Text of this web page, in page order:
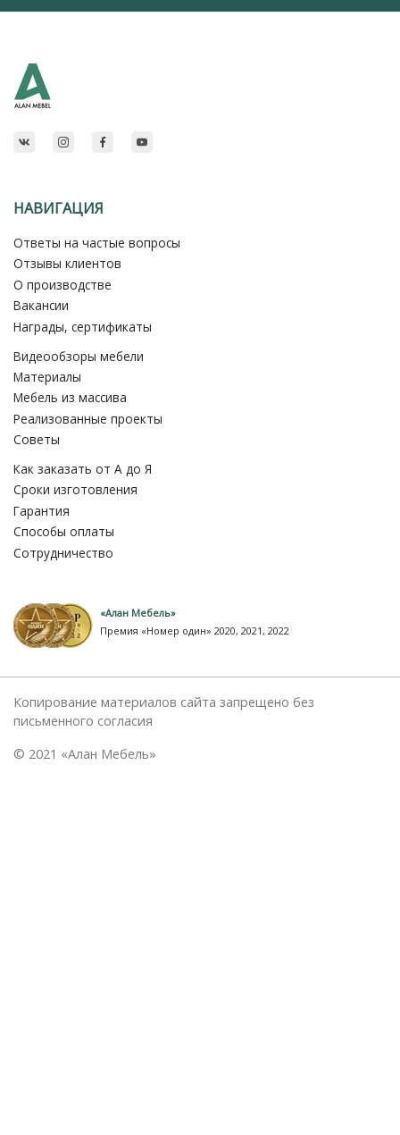
НАВИГАЦИЯ
Ответы на частые вопросы
Отзывы клиентов
О производстве
Вакансии
Награды, сертификаты
Видеообзоры мебели
Материалы
Мебель из массива
Реализованные проекты
Советы
Как заказать от A до Я
Сроки изготовления
Гарантия
Способы оплаты
Сотрудничество
«Алан Мебель»
Премия «Номер один» 2020, 2021, 2022
Копирование материалов сайта запрещено без
письменного согласия
© 2021 «Алан Мебель»